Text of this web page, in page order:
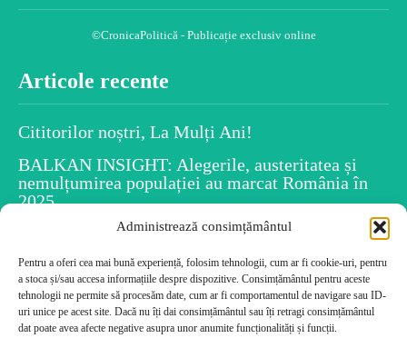
Administrează consimțământul
Pentru a oferi cea mai bună experiență, folosim tehnologii, cum ar fi cookie-uri, pentru
a stoca și/sau accesa informațiile despre dispozitive. Consimțământul pentru aceste
tehnologii ne permite să procesăm date, cum ar fi comportamentul de navigare sau ID-
uri unice pe acest site. Dacă nu îți dai consimțământul sau îți retragi consimțământul
dat poate avea afecte negative asupra unor anumite funcționalități și funcții.
©CronicaPolitică - Publicație exclusiv online
Articole recente
Cititorilor noștri, La Mulți Ani!
BALKAN INSIGHT: Alegerile, austeritatea și
nemulțumirea populației au marcat România în
2025
Spiritul Crăciunului este în fiecare dintre noi
Uiti numele persoanelor după ce le-ai întâlnit?
Psihologia dezvăluie caracteristicile tale!
Cele mai citite